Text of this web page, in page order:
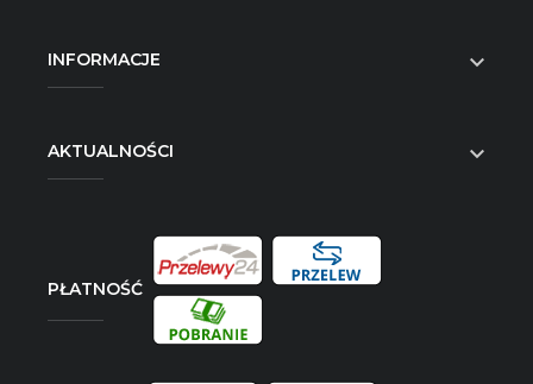
INFORMACJE 
AKTUALNOŚCI 
PŁATNOŚĆ